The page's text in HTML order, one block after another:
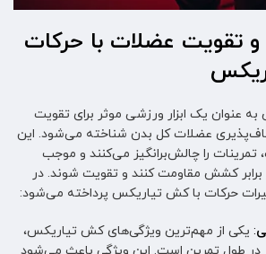
تقویت عضلات با حرکات
عنوان یک ابزار ورزشی موثر برای تقویت
عضلات کل بدن شناخته می‌شود. این
تمرینات را چالش‌برانگیز می‌کنند و موجب
کشش مقاومت کنند و تقویت شوند. در
حرکات با کش تیاریکس پرداخته می‌شود:
: یکی از مهم‌ترین ویژگی‌های کش تیاریکس،